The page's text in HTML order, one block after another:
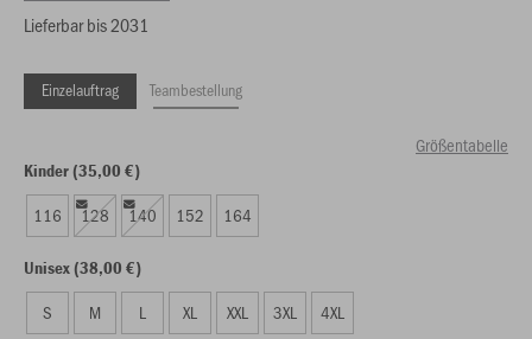
Lieferbar bis 2031
Einzelauftrag Teambestellung
Größentabelle
Kinder (35,00 €)
116 128 140 152 164
Unisex (38,00 €)
S M L XL XXL 3XL 4XL